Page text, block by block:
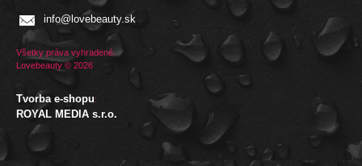
info@lovebeauty.sk
Všetky práva vyhradené.
Lovebeauty © 2026
Tvorba e-shopu:
ROYAL MEDIA s.r.o.